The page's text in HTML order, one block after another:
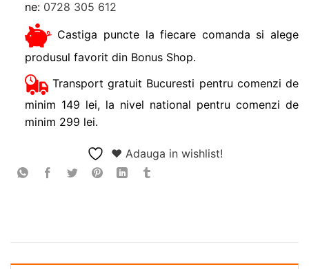
ne: 0728 305 612
Castiga puncte la fiecare comanda si alege
produsul favorit din Bonus Shop.
Transport gratuit Bucuresti pentru comenzi de
minim 149 lei, la nivel national pentru comenzi de
minim 299 lei.
❤ Adauga in wishlist!